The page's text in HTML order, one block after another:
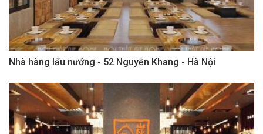
Nhà hàng lẩu nướng - 52 Nguyễn Khang - Hà Nội